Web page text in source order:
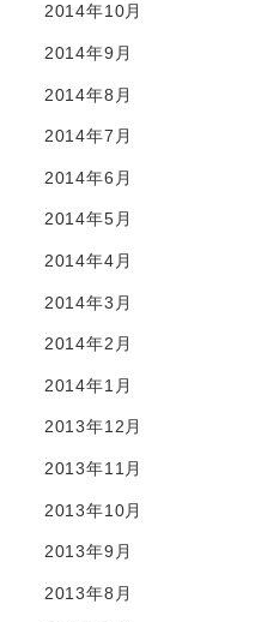
2014年10月
2014年9月
2014年8月
2014年7月
2014年6月
2014年5月
2014年4月
2014年3月
2014年2月
2014年1月
2013年12月
2013年11月
2013年10月
2013年9月
2013年8月